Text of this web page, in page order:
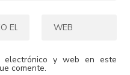
electrónico y web en este
comente.